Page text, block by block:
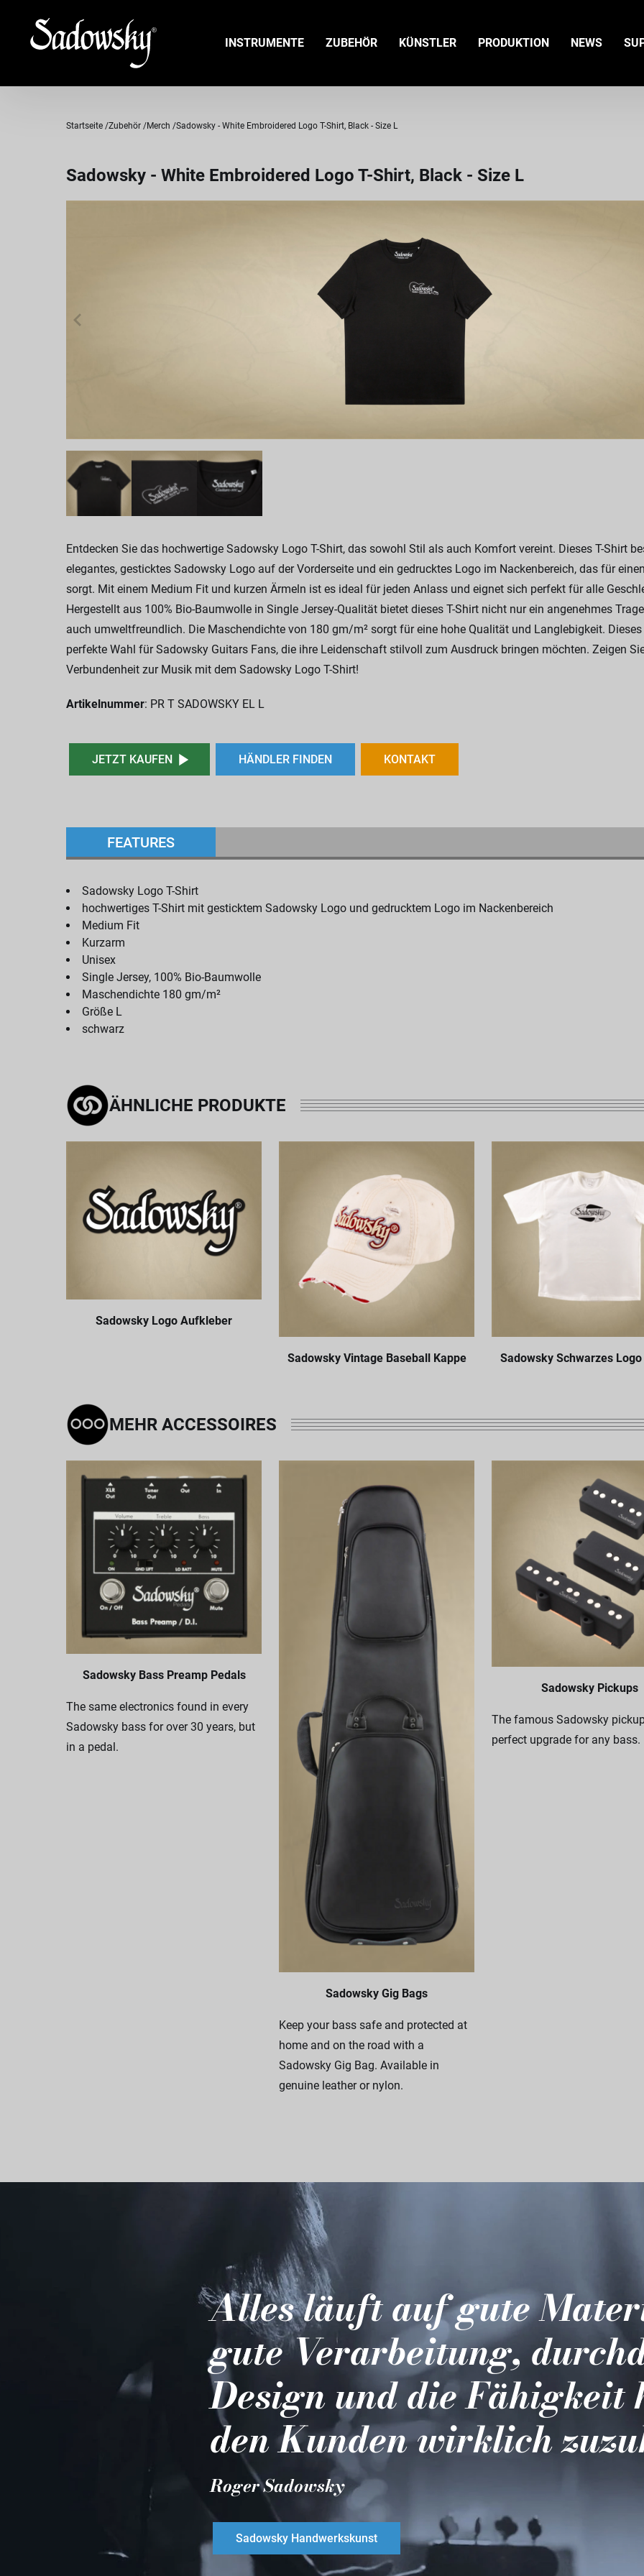
INSTRUMENTE ZUBEHÖR KÜNSTLER PRODUKTION NEWS
Startseite Zubehör Merch Sadowsky - White Embroidered Logo T-Shirt, Black - Size L
Sadowsky - White Embroidered Logo T-Shirt, Black - Size L
Entdecken Sie das hochwertige Sadowsky Logo T-Shirt, das sowohl Stil als auch Komfort vereint. Dieses T-Shirt
elegantes, gesticktes Sadowsky Logo auf der Vorderseite und ein gedrucktes Logo im Nackenbereich, das für
sorgt. Mit einem Medium Fit und kurzen Ärmeln ist es ideal für jeden Anlass und eignet sich perfekt für alle
Hergestellt aus 100% Bio-Baumwolle in Single Jersey-Qualität bietet dieses T-Shirt nicht nur ein angenehmes
auch umweltfreundlich. Die Maschendichte von 180 gm/m² sorgt für eine hohe Qualität und Langlebigkeit. Dieses
perfekte Wahl für Sadowsky Guitars Fans, die ihre Leidenschaft stilvoll zum Ausdruck bringen möchten. Zeigen
Verbundenheit zur Musik mit dem Sadowsky Logo T-Shirt!
Artikelnummer: PR T SADOWSKY EL L
JETZT KAUFEN HÄNDLER FINDEN KONTAKT
FEATURES
Sadowsky Logo T-Shirt
hochwertiges T-Shirt mit gesticktem Sadowsky Logo und gedrucktem Logo im Nackenbereich
Medium Fit
Kurzarm
Unisex
Single Jersey, 100% Bio-Baumwolle
Maschendichte 180 gm/m²
Größe L
schwarz
ÄHNLICHE PRODUKTE
Sadowsky Logo Aufkleber
Sadowsky Vintage Baseball Kappe Sadowsky Schwarzes
MEHR ACCESSOIRES
Sadowsky Bass Preamp Pedals
The same electronics found in every
Sadowsky bass for over 30 years, but
in a pedal.
Sadowsky Gig Bags
Keep your bass safe and protected at
home and on the road with a
Sadowsky Gig Bag. Available in
genuine leather or nylon.
Sadowsky Pickups
The famous Sadowsky
perfect upgrade for any bass.
Alles läuft auf gute
gute Verarbeitung,
Design und die Fähigkeit
den Kunden wirklich
Roger Sadowsky
Sadowsky Handwerkskunst